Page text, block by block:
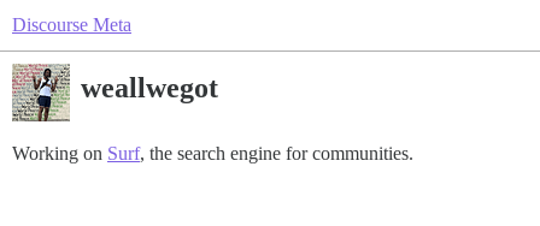
Discourse Meta
weallwegot
Working on Surf, the search engine for communities.